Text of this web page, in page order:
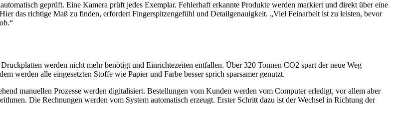
geprüft. Eine Kamera prüft jedes Exemplar. Fehlerhaft erkannte Produkte werden markiert und direkt über eine
das richtige Maß zu finden, erfordert Fingerspitzengefühl und Detailgenauigkeit. „Viel Feinarbeit ist zu leisten, bevor
werden nicht mehr benötigt und Einrichtezeiten entfallen. Über 320 Tonnen CO2 spart der neue Weg
werden alle eingesetzten Stoffe wie Papier und Farbe besser sprich sparsamer genutzt.
manuellen Prozesse werden digitalisiert. Bestellungen vom Kunden werden vom Computer erledigt, vor allem aber
Die Rechnungen werden vom System automatisch erzeugt. Erster Schritt dazu ist der Wechsel in Richtung der